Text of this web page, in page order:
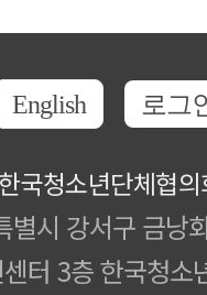
English 로그
한국청소년단체협
별시 강서구 금낭
터 3층 한국청소